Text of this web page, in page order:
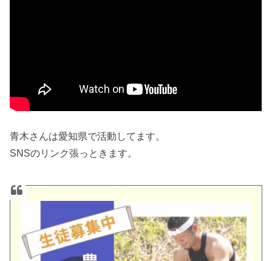
青木さんは愛知県で活動してます。
SNSのリンク張っときます。